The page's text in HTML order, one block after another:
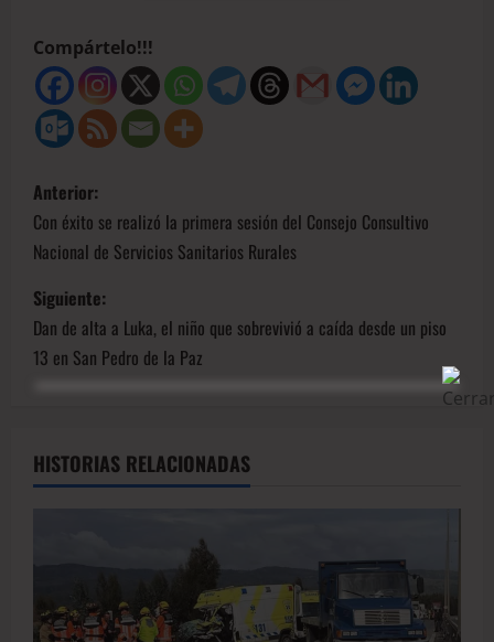
Compártelo!!!
Anterior:
Con éxito se realizó la primera sesión del Consejo Consultivo
Nacional de Servicios Sanitarios Rurales
Siguiente:
Dan de alta a Luka, el niño que sobrevivió a caída desde un piso
13 en San Pedro de la Paz
HISTORIAS RELACIONADAS